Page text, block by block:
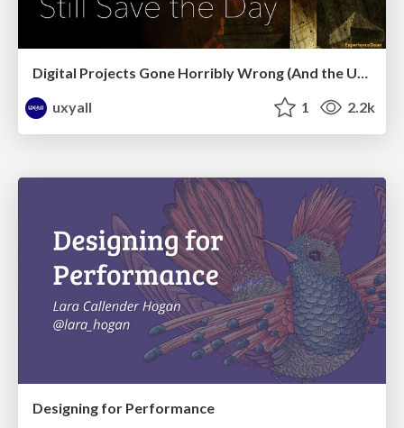
Digital Projects Gone Horribly Wrong (And the UX Pros Who Still Save the Day) - Dean Schuster
uxyall
1 2.2k
Designing for Performance